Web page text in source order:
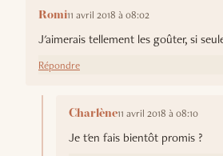
Romi11 avril 2018 à 08:02
J'aimerais tellement les goûter, si
Répondre
Charlène11 avril 2018 à 08:10
Je t'en fais bientôt promis ?